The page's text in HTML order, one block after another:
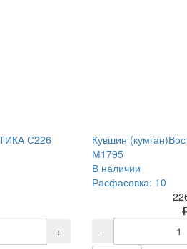
С226
+
Кувшин
М1795
В наличии
Расфасовка: 10
-